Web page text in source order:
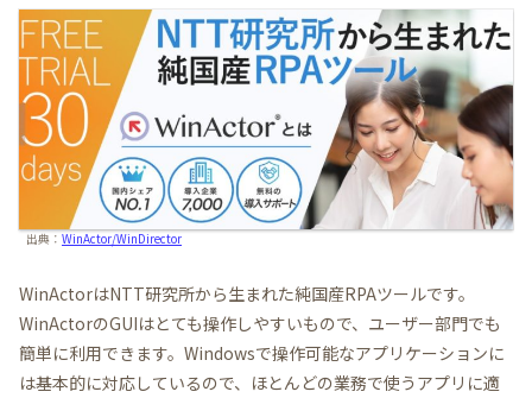
出典： WinActor/WinDirector
WinActorはNTT研究所から生まれた純国産RPAツールです。
WinActorのGUIはとても操作しやすいもので、ユーザー部門でも
簡単に利用できます。Windowsで操作可能なアプリケーションに
は基本的に対応しているので、ほとんどの業務で使うアプリに適